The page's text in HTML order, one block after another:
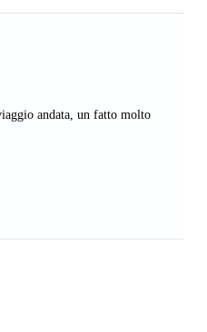
andata, un fatto molto